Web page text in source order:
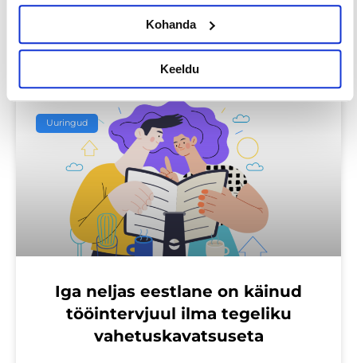
Kohanda
Keeldu
Loe lisaks
Uuringud
Iga neljas eestlane on käinud
tööintervjuul ilma tegeliku
vahetuskavatsuseta